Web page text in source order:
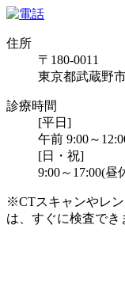
住所
〒180-0011
東京都武蔵野
診療時間
[平日]
午前 9:00～
[日・祝]
9:00～17:00(昼
※CTスキャンやレ
は、すぐに検査でき